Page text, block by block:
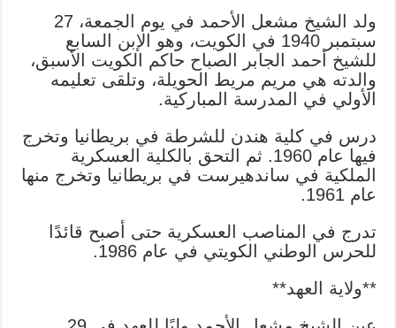
ولد الشيخ مشعل الأحمد في يوم الجمعة، 27
سبتمبر 1940 في الكويت، وهو الإبن السابع
للشيخ أحمد الجابر الصباح حاكم الكويت الأسبق،
والدته هي مريم مريط الحويلة، وتلقى تعليمه
الأولي في المدرسة المباركية.
درس في كلية هندن للشرطة في بريطانيا وتخرج
فيها عام 1960. ثم التحق بالكلية العسكرية
الملكية في ساندهيرست في بريطانيا وتخرج منها
عام 1961.
تدرج في المناصب العسكرية حتى أصبح قائدًا
للحرس الوطني الكويتي في عام 1986.
**ولاية العهد**